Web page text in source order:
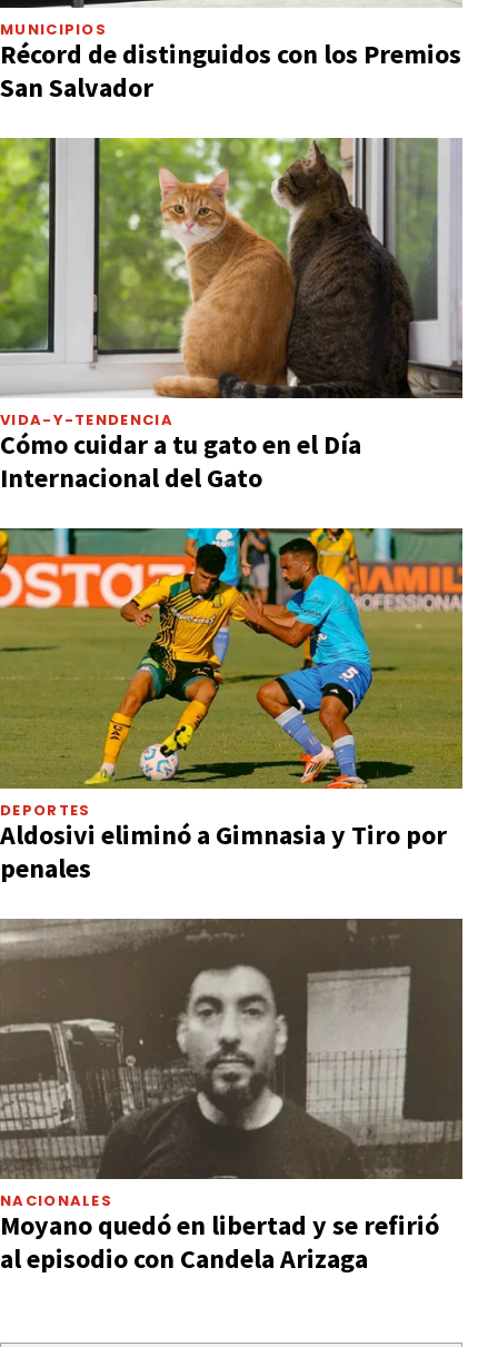
MUNICIPIOS
Récord de distinguidos con los Premios
San Salvador
VIDA-Y-TENDENCIA
Cómo cuidar a tu gato en el Día
Internacional del Gato
DEPORTES
Aldosivi eliminó a Gimnasia y Tiro por
penales
NACIONALES
Moyano quedó en libertad y se refirió
al episodio con Candela Arizaga